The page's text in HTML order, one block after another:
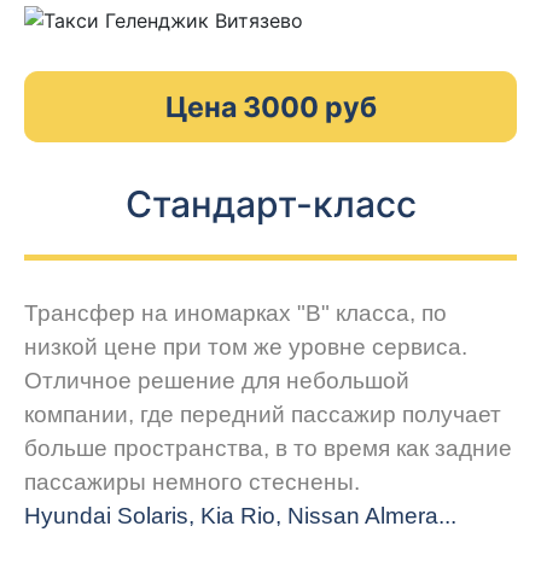
Цена 3000 руб
Стандарт-класс
Трансфер на иномарках "В" класса, по
низкой цене при том же уровне сервиса.
Отличное решение для небольшой
компании, где передний пассажир получает
больше пространства, в то время как задние
пассажиры немного стеснены.
Hyundai Solaris, Kia Rio, Nissan Almera...